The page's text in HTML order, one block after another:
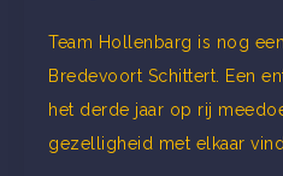
Team Hollenbarg is nog
Bredevoort Schittert. Een
het derde jaar op rij
gezelligheid met elkaar